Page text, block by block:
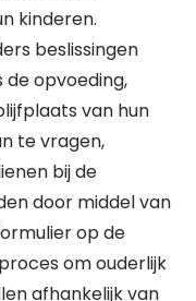
kinderen.
beslissingen
de opvoeding,
van hun
te vragen,
bij de
door middel van
op de
om ouderlijk
afhankelijk van